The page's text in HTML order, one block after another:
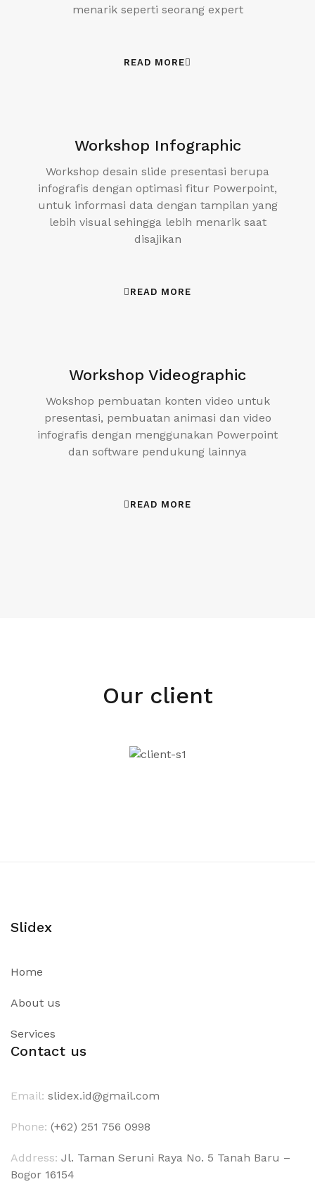
menarik seperti seorang expert
READ MORE
Workshop Infographic
Workshop desain slide presentasi berupa
infografis dengan optimasi fitur Powerpoint,
untuk informasi data dengan tampilan yang
lebih visual sehingga lebih menarik saat
disajikan
READ MORE
Workshop Videographic
Wokshop pembuatan konten video untuk
presentasi, pembuatan animasi dan video
infografis dengan menggunakan Powerpoint
dan software pendukung lainnya
READ MORE
Our client
Slidex
Home
About us
Services
Contact us
Email: slidex.id@gmail.com
Phone: (+62) 251 756 0998
Address: Jl. Taman Seruni Raya No. 5 Tanah Baru –
Bogor 16154